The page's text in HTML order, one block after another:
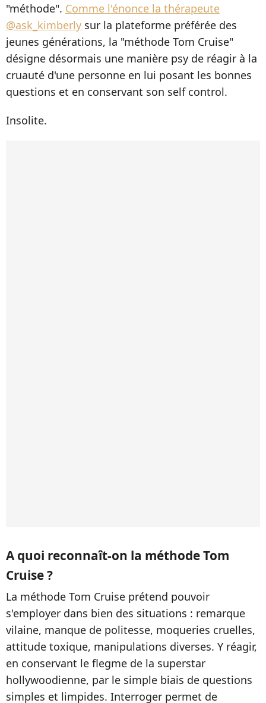
"méthode". Comme l'énonce la thérapeute
@ask_kimberly sur la plateforme préférée des
jeunes générations, la "méthode Tom Cruise"
désigne désormais une manière psy de réagir à la
cruauté d'une personne en lui posant les bonnes
questions et en conservant son self control.
Insolite.
A quoi reconnaît-on la méthode Tom
Cruise ?
La méthode Tom Cruise prétend pouvoir
s'employer dans bien des situations : remarque
vilaine, manque de politesse, moqueries cruelles,
attitude toxique, manipulations diverses. Y réagir,
en conservant le flegme de la superstar
hollywoodienne, par le simple biais de questions
simples et limpides. Interroger permet de